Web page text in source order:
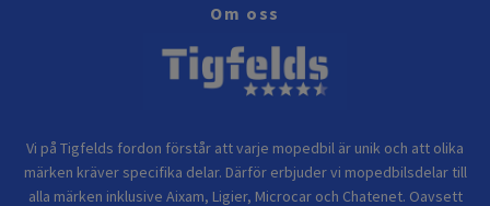
Om oss
Vi på Tigfelds fordon förstår att varje mopedbil är unik och att olika
märken kräver specifika delar. Därför erbjuder vi mopedbilsdelar till
alla märken inklusive Aixam, Ligier, Microcar och Chatenet. Oavsett